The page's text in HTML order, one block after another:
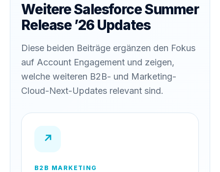
Weitere Salesforce Summer
Release ’26 Updates
Diese beiden Beiträge ergänzen den Fokus
auf Account Engagement und zeigen,
welche weiteren B2B- und Marketing-
Cloud-Next-Updates relevant sind.
↗
B2B MARKETING